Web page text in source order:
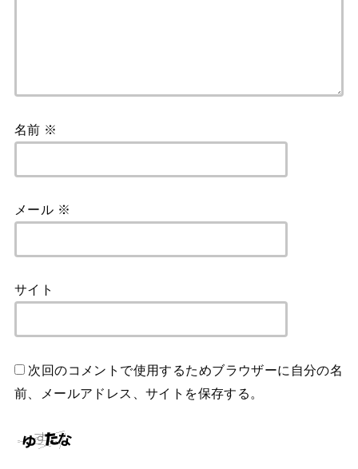
名前 ※
メール ※
サイト
次回のコメントで使用するためブラウザーに自分の名
前、メールアドレス、サイトを保存する。